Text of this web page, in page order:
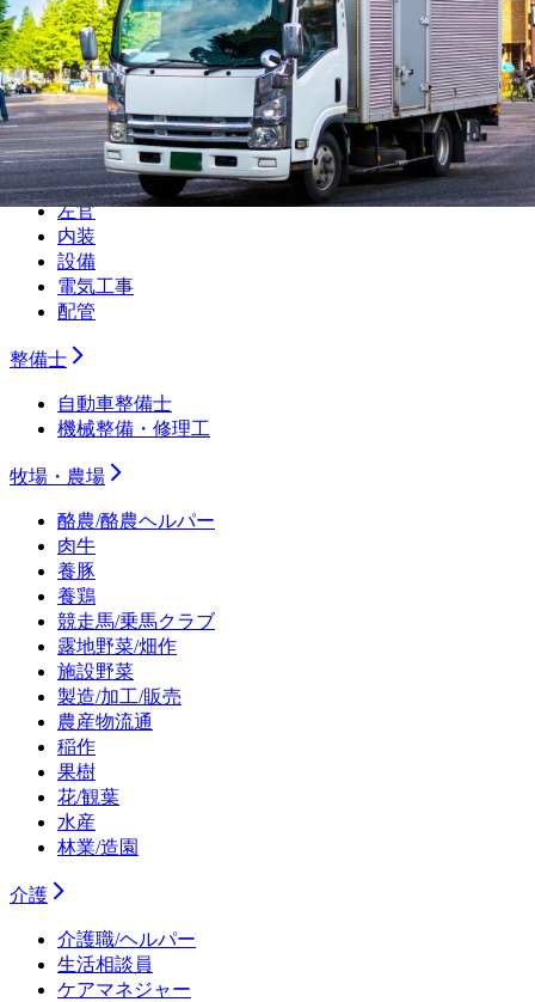
職人
大工
鳶
建設
解体
土木
塗装
左官
内装
設備
電気工事
配管
整備士
自動車整備士
機械整備・修理工
牧場・農場
酪農/酪農ヘルパー
肉牛
養豚
養鶏
競走馬/乗馬クラブ
露地野菜/畑作
施設野菜
製造/加工/販売
農産物流通
稲作
果樹
花/観葉
水産
林業/造園
介護
介護職/ヘルパー
生活相談員
ケアマネジャー